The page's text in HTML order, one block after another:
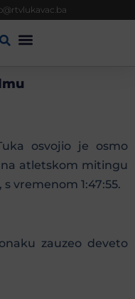
osvojio je osmo
atletskom mitingu
vremenom 1:47:55.
zauzeo deveto